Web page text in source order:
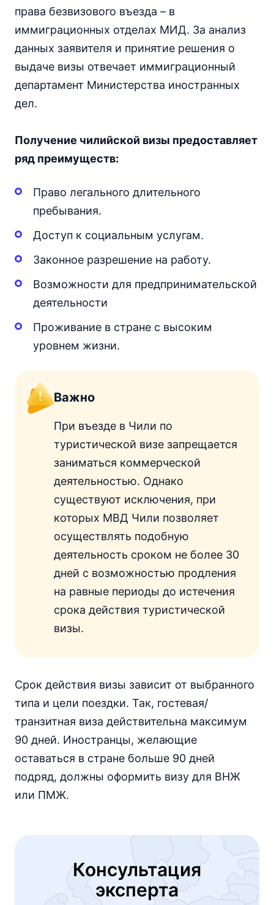
права безвизового въезда – в
иммиграционных отделах МИД. За анализ
данных заявителя и принятие решения о
выдаче визы отвечает иммиграционный
департамент Министерства иностранных
дел.
Получение чилийской визы предоставляет
ряд преимуществ:
Право легального длительного
пребывания.
Доступ к социальным услугам.
Законное разрешение на работу.
Возможности для предпринимательской
деятельности
Проживание в стране с высоким
уровнем жизни.
Важно
При въезде в Чили по
туристической визе запрещается
заниматься коммерческой
деятельностью. Однако
существуют исключения, при
которых МВД Чили позволяет
осуществлять подобную
деятельность сроком не более 30
дней с возможностью продления
на равные периоды до истечения
срока действия туристической
визы.
Срок действия визы зависит от выбранного
типа и цели поездки. Так, гостевая/
транзитная виза действительна максимум
90 дней. Иностранцы, желающие
оставаться в стране больше 90 дней
подряд, должны оформить визу для ВНЖ
или ПМЖ.
Консультация
эксперта